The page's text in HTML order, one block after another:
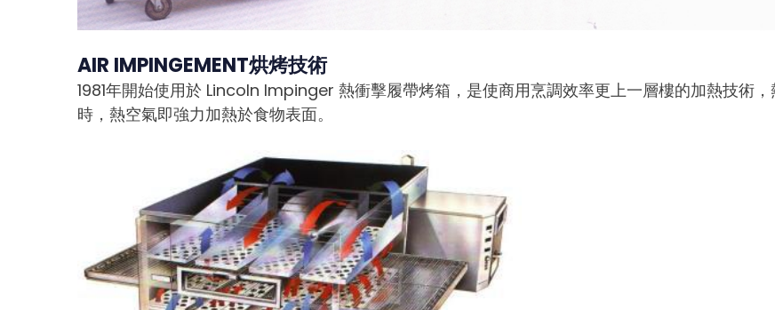
AIR IMPINGEMENT烘烤技術
1981年開始使用於 Lincoln Impinger 熱衝擊履帶烤箱，是使商用烹調效率更上一層樓的加熱技術
時，熱空氣即強力加熱於食物表面。